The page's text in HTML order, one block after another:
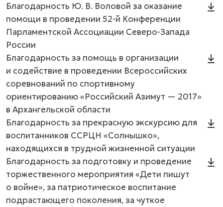
Благодарность Ю. В. Воловой за оказание
помощи в проведении 52-й Конференции
Парламентской Ассоциации Северо-Запада
России
Благодарность за помощь в организации
и содействие в проведении Всероссийских
соревнований по спортивному
ориентированию «Российский Азимут — 2017»
в Архангельской области
Благодарность за прекрасную экскурсию для
воспитанников ССРЦН «Солнышко»,
находящихся в трудной жизненной ситуации
Благодарность за подготовку и проведение
торжественного мероприятия «Дети пишут
о войне», за патриотическое воспитание
подрастающего поколения, за чуткое